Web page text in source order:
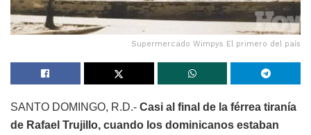
Supermercado Wimpys El primero del país
SANTO DOMINGO, R.D.- Casi al final de la férrea tiranía
de Rafael Trujillo, cuando los dominicanos estaban